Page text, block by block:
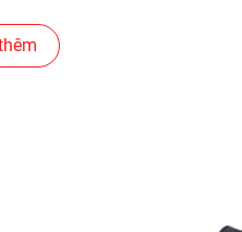
, Máy Tính
Thị , Nhà Sách